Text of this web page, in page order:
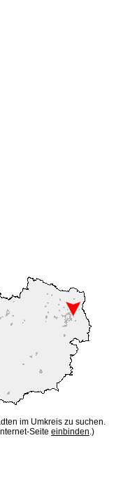
im Umkreis zu suchen.
Seite einbinden.)